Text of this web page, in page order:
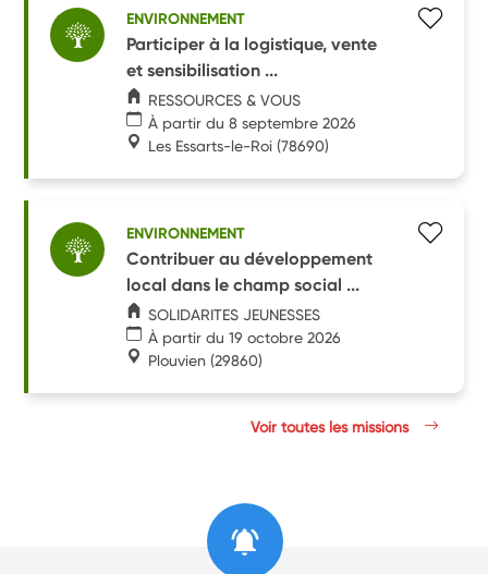
ENVIRONNEMENT
Participer à la logistique, vente
et sensibilisation ...
RESSOURCES & VOUS
À partir du 8 septembre 2026
Les Essarts-le-Roi (78690)
ENVIRONNEMENT
Contribuer au développement
local dans le champ social ...
SOLIDARITES JEUNESSES
À partir du 19 octobre 2026
Plouvien (29860)
Voir toutes les missions